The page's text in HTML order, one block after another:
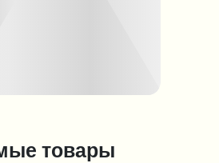
товары